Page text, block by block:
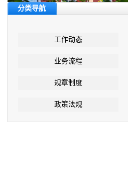
分类导航
工作动态
业务流程
规章制度
政策法规